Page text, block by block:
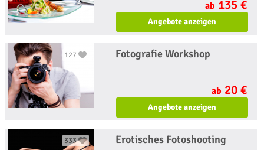
ab 135 €
Angebote anzeigen
127 Fotografie Workshop
ab 20 €
Angebote anzeigen
333 Erotisches Fotoshooting